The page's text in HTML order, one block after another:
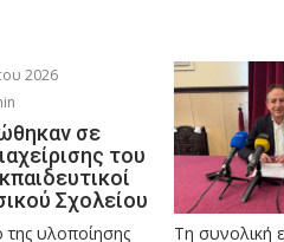
2026
σε
του
Σχολείου
της υλοποίησης
Τη συνολική